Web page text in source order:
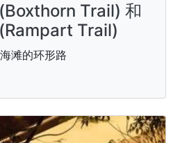
Trail) 和
Trail)
滩的环形路